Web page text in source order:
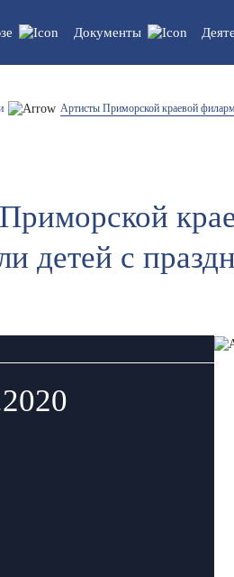
союза
Список участников
Документы
Правовые
Артисты Приморской краевой
детей с